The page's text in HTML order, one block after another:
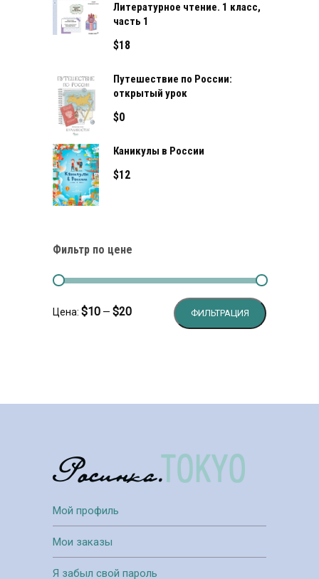
Литературное чтение. 1 класс,
часть 1
$18
Путешествие по России:
открытый урок
$0
Каникулы в России
$12
Фильтр по цене
ФИЛЬТРАЦИЯ
Цена: $10 — $20
Мой профиль
Мои заказы
Я забыл свой пароль